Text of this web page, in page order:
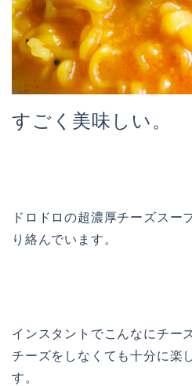
すごく美味しい。
ドロドロの超濃厚チーズスー
り絡んでいます。
インスタントでこんなにチー
チーズをしなくても十分に楽
す。